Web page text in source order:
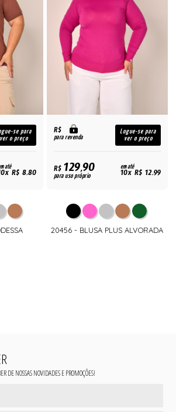
se para
ver o preço
até
R$ 8,80
R$
para revenda
Logue-se para
ver o preço
R$129,90
para uso próprio
em até
10x R$ 12,99
20456 - BLUSA PLUS ALVORADA
DE NOSSAS NOVIDADES E PROMOÇÕES!